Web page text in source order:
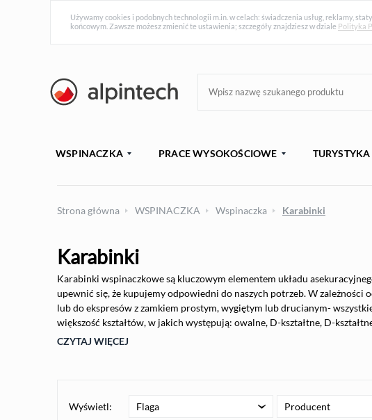
Używamy cookies i podobnych technologii m.in. w celach: świadczenia usług, reklamy,
końcowym. Zawsze możesz zmienić te ustawienia; szczegóły znajdziesz w dziale Polityka
WSPINACZKA PRACE WYSOKOŚCIOWE TURYSTYKA
Strona główna WSPINACZKA Wspinaczka Karabinki
Karabinki
Karabinki wspinaczkowe są kluczowym elementem układu
upewnić się, że kupujemy odpowiedni do naszych potrzeb. W
lub do ekspresów z zamkiem prostym, wygiętym lub drucianym-
większość kształtów, w jakich występują: owalne, D-kształtne, D-
CZYTAJ WIĘCEJ
Wyświetl: Flaga Producent